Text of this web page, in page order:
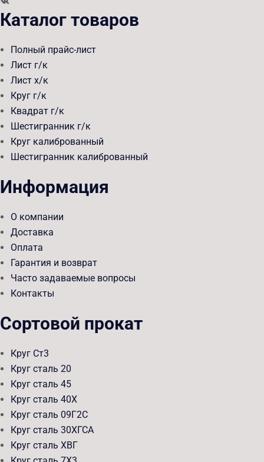
Каталог товаров
Полный прайс-лист
Лист г/к
Лист х/к
Круг г/к
Квадрат г/к
Шестигранник г/к
Круг калиброванный
Шестигранник калиброванный
Информация
О компании
Доставка
Оплата
Гарантия и возврат
Часто задаваемые вопросы
Контакты
Сортовой прокат
Круг Ст3
Круг сталь 20
Круг сталь 45
Круг сталь 40Х
Круг сталь 09Г2С
Круг сталь 30ХГСА
Круг сталь ХВГ